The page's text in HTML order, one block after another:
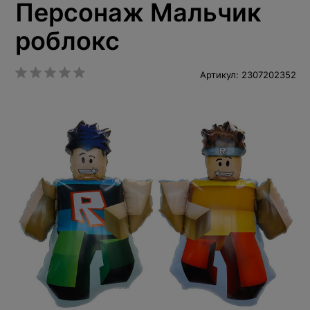
Персонаж Мальчик
роблокс
Артикул: 2307202352